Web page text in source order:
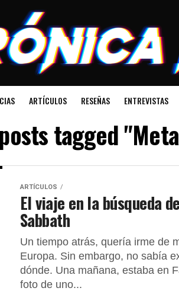
ARTÍCULOS RESEÑAS ENTREVISTAS
tagged
ARTÍCULOS
El viaje en la búsqueda
Sabbath
Un tiempo atrás, quería irme de
Europa. Sin embargo, no sabía
dónde. Una mañana, estaba en
foto de uno...